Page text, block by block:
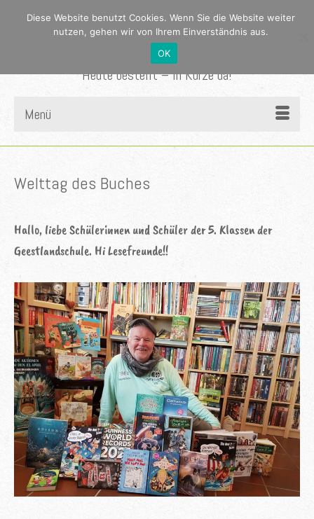
Heute bestellt – in Kürze da!
Menü
Welttag des Buches
Hallo, liebe Schülerinnen und Schüler der 5. Klassen der
Geestlandschule. Hi Lesefreunde!!
Diese Website benutzt Cookies. Wenn Sie die Website weiter
nutzen, gehen wir von Ihrem Einverständnis aus.
OK